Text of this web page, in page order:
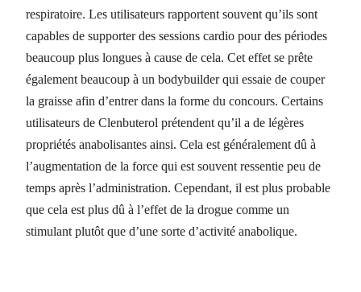
respiratoire. Les utilisateurs rapportent souvent qu’ils sont
capables de supporter des sessions cardio pour des périodes
beaucoup plus longues à cause de cela. Cet effet se prête
également beaucoup à un bodybuilder qui essaie de couper
la graisse afin d’entrer dans la forme du concours. Certains
utilisateurs de Clenbuterol prétendent qu’il a de légères
propriétés anabolisantes ainsi. Cela est généralement dû à
l’augmentation de la force qui est souvent ressentie peu de
temps après l’administration. Cependant, il est plus probable
que cela est plus dû à l’effet de la drogue comme un
stimulant plutôt que d’une sorte d’activité anabolique.